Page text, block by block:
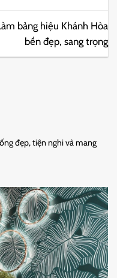
bảng hiệu Khánh Hòa
bền đẹp, sang trọng
đẹp, tiện nghi và mang